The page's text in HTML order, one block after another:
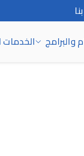
والبرامج الخدمات